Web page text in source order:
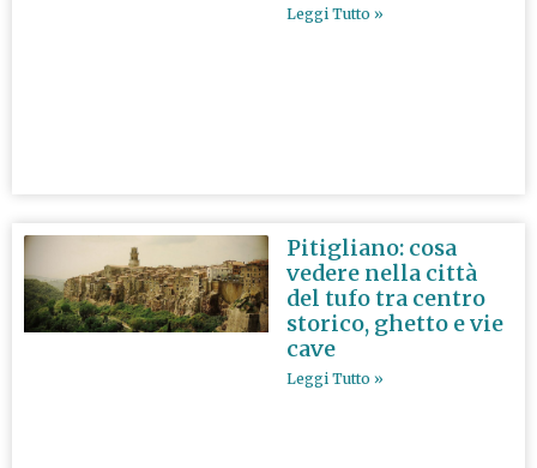
Leggi Tutto »
Pitigliano: cosa
vedere nella città
del tufo tra centro
storico, ghetto e vie
cave
Leggi Tutto »